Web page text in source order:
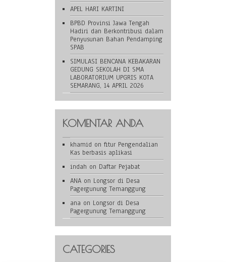
APEL HARI KARTINI
BPBD Provinsi Jawa Tengah
Hadiri dan Berkontribusi dalam
Penyusunan Bahan Pendamping
SPAB
SIMULASI BENCANA KEBAKARAN
GEDUNG SEKOLAH DI SMA
LABORATORIUM UPGRIS KOTA
SEMARANG, 14 APRIL 2026
KOMENTAR ANDA
khamid on fitur Pengendalian
Kas berbasis aplikasi
indah on Daftar Pejabat
ANA on Longsor di Desa
Pagergunung Temanggung
ana on Longsor di Desa
Pagergunung Temanggung
CATEGORIES